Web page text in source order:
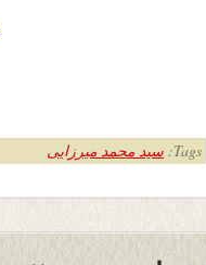
Tags: سید محمد میرزایی